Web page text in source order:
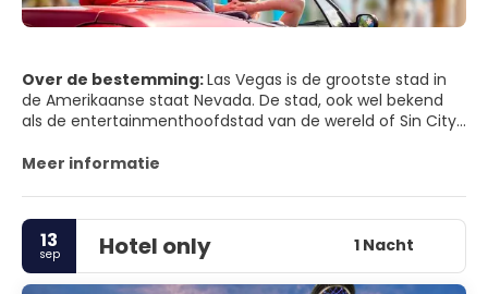
Over de bestemming:Las Vegas is de grootste stad in
de Amerikaanse staat Nevada. De stad, ook wel bekend
als de entertainmenthoofdstad van de wereld of Sin City,
bergen. Las Vegas is wereldwijd beroemd om zijn casino-
stad herbergt vele megahotelcomplexen, rijkelijk versierd
met zorg en aandacht voor detail, waardoor een
sprookjesachtige omgeving ontstaat. Alle hotels hebben
een unieke stijl, er zijn overal bijzondere
bezienswaardigheden en elk hotel heeft zijn eigen casino.
Meer informatie
13
sep Hotel only 1 Nacht